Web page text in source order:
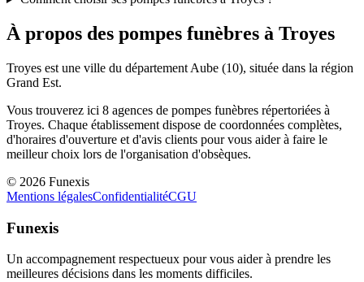
À propos des pompes funèbres à Troyes
Troyes est une ville du département Aube (10), située dans la région
Grand Est.
Vous trouverez ici 8 agences de pompes funèbres répertoriées à
Troyes. Chaque établissement dispose de coordonnées complètes,
d'horaires d'ouverture et d'avis clients pour vous aider à faire le
meilleur choix lors de l'organisation d'obsèques.
© 2026 Funexis
Mentions légalesConfidentialitéCGU
Funexis
Un accompagnement respectueux pour vous aider à prendre les
meilleures décisions dans les moments difficiles.